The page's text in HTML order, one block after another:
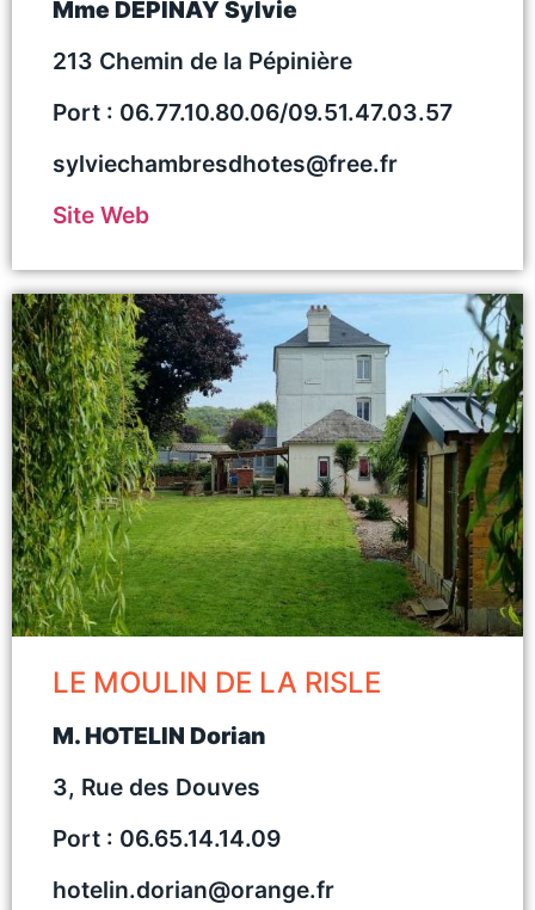
Mme DEPINAY Sylvie
213 Chemin de la Pépinière
Port : 06.77.10.80.06/09.51.47.03.57
sylviechambresdhotes@free.fr
Site Web
LE MOULIN DE LA RISLE
M. HOTELIN Dorian
3, Rue des Douves
Port : 06.65.14.14.09
hotelin.dorian@orange.fr